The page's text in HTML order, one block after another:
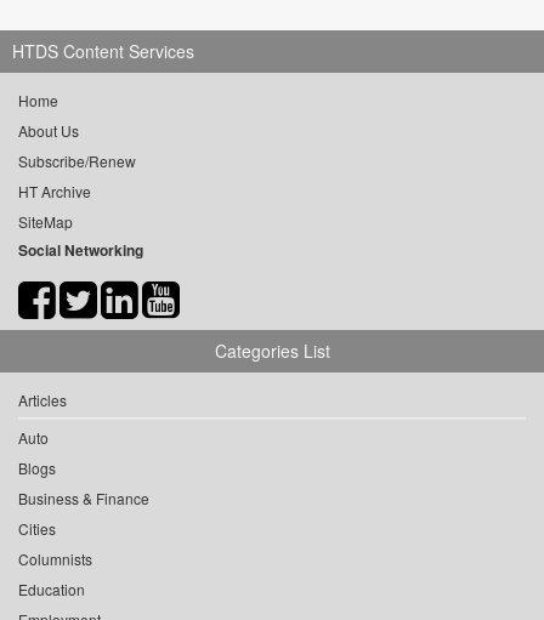
HTDS Content Services
Home
About Us
Subscribe/Renew
HT Archive
SiteMap
Social Networking
Categories List
Articles
Auto
Blogs
Business & Finance
Cities
Columnists
Education